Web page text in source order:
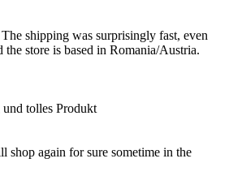
shipping was surprisingly fast, even
the store is based in Romania/Austria.
tolles Produkt
shop again for sure sometime in the